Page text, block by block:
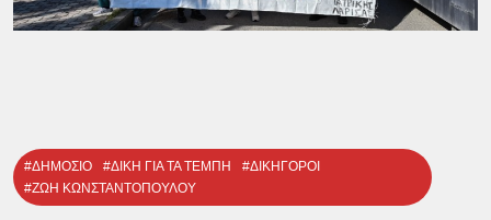
#ΔΗΜΟΣΙΟ #ΔΙΚΗ ΓΙΑ ΤΑ ΤΕΜΠΗ
#ΔΙΚΗΓΟΡΟΙ
#ΖΩΗ ΚΩΝΣΤΑΝΤΟΠΟΥΛΟΥ